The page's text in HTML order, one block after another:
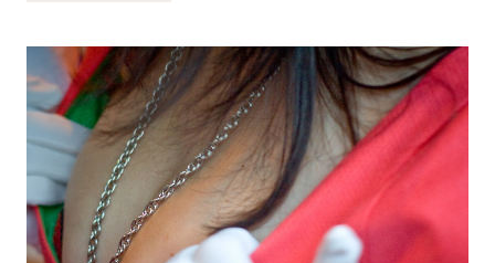
MCARTHUR
GLEN
:
5
LOOKS
SUR
THÈME